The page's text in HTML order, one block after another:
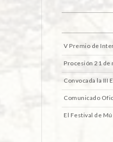
V Premio de
Procesión 21 de
Convocada la III
Comunicado
El Festival de